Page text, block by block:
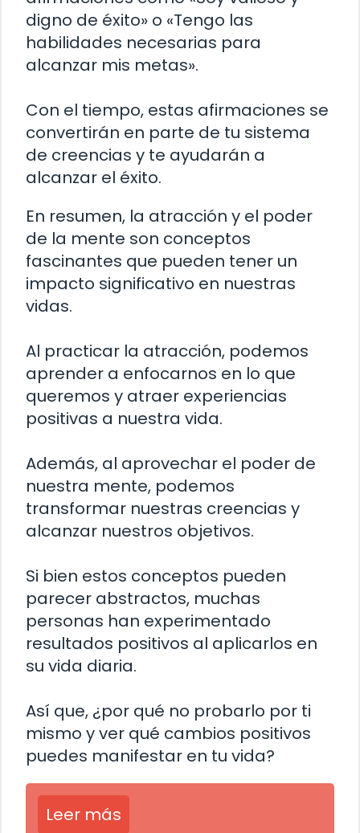
digno de éxito» o «Tengo las
habilidades necesarias para
alcanzar mis metas».
Con el tiempo, estas afirmaciones se
convertirán en parte de tu sistema
de creencias y te ayudarán a
alcanzar el éxito.
En resumen, la atracción y el poder
de la mente son conceptos
fascinantes que pueden tener un
impacto significativo en nuestras
vidas.
Al practicar la atracción, podemos
aprender a enfocarnos en lo que
queremos y atraer experiencias
positivas a nuestra vida.
Además, al aprovechar el poder de
nuestra mente, podemos
transformar nuestras creencias y
alcanzar nuestros objetivos.
Si bien estos conceptos pueden
parecer abstractos, muchas
personas han experimentado
resultados positivos al aplicarlos en
su vida diaria.
Así que, ¿por qué no probarlo por ti
mismo y ver qué cambios positivos
puedes manifestar en tu vida?
Leer más